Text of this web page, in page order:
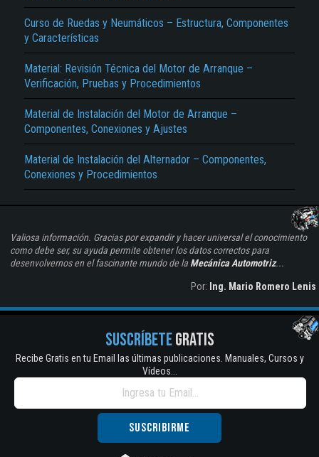
Curso de Ruedas y Neumáticos – Estructura, Componentes
y Características
Material: Revisión Técnica del Motor de Arranque –
Verificación, Pruebas y Procedimientos
Material de Instalación del Motor de Arranque –
Componentes, Conexiones y Ajustes
Material de Instalación del Alternador – Componentes,
Conexiones y Procedimientos
Valiosa información. Gracias por expandir y hacer universal el conocimiento
como debe ser, su ayuda permite obtener los datos correctos para
desenvolvernos en el fascinante mundo de la Mecánica Automotriz...
Por: Ing. Mario Romero Lenis
SUSCRÍBETEGRATIS
Recibe Gratis en tu Email las últimas publicaciones. Manuales, Cursos y
Vídeos...